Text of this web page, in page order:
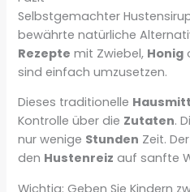
Selbstgemachter
bewährte natürliche
Rezepte mit Zwiebel, Honig
sind einfach umzusetzen.
Dieses traditionelle
Kontrolle über die Zutaten.
nur wenige Stunden Zeit.
den Hustenreiz auf sanfte
Wichtig: Geben Sie Kindern